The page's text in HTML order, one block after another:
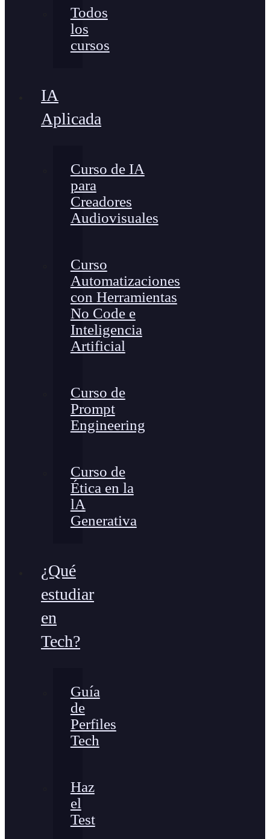
Todos
los
cursos
IA
Aplicada
Curso de IA
para
Creadores
Audiovisuales
Curso
Automatizaciones
con Herramientas
No Code e
Inteligencia
Artificial
Curso de
Prompt
Engineering
Curso de
Ética en la
lA
Generativa
¿Qué
estudiar
en
Tech?
Guía
de
Perfiles
Tech
Haz
el
Test